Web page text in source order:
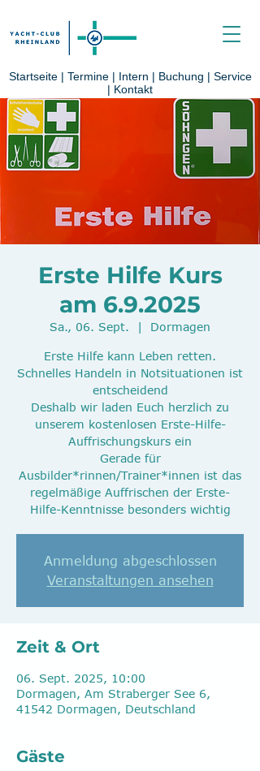
Startseite| Termine | Intern | Buchung | Service
| Kontakt
Erste Hilfe Kurs
am 6.9.2025
Sa., 06. Sept.
  |
Dormagen
Erste Hilfe kann Leben retten.
Schnelles Handeln in Notsituationen ist
entscheidend
Deshalb wir laden Euch herzlich zu
unserem kostenlosen Erste-Hilfe-
Auffrischungskurs ein
Gerade für
Ausbilder*rinnen/Trainer*innen ist das
regelmäßige Auffrischen der Erste-
Anmeldung abgeschlossen
Veranstaltungen ansehen
Zeit & Ort
06. Sept. 2025, 10:00
Dormagen, Am Straberger See 6,
41542 Dormagen, Deutschland
Gäste